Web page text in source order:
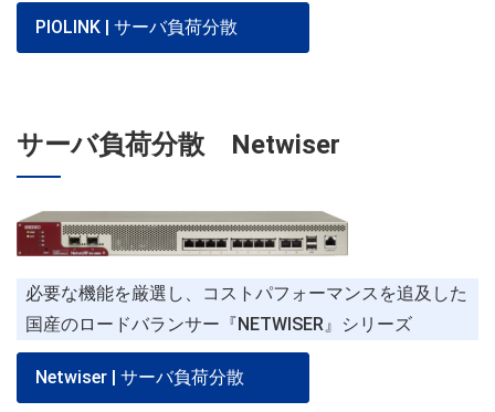
PIOLINK | サーバ負荷分散
サーバ負荷分散 Netwiser
必要な機能を厳選し、コストパフォーマンスを追及した
国産のロードバランサー『NETWISER』シリーズ
Netwiser | サーバ負荷分散